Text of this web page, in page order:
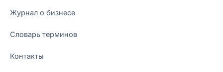
Журнал о бизнесе
Словарь терминов
Контакты